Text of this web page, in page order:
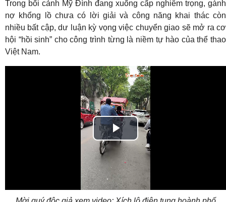
Trong bối cảnh Mỹ Đình đang xuống cấp nghiêm trọng, gánh
nợ khổng lồ chưa có lời giải và công năng khai thác còn
nhiều bất cập, dư luận kỳ vọng việc chuyển giao sẽ mở ra cơ
hội “hồi sinh” cho công trình từng là niềm tự hào của thể thao
Việt Nam.
Play
Video